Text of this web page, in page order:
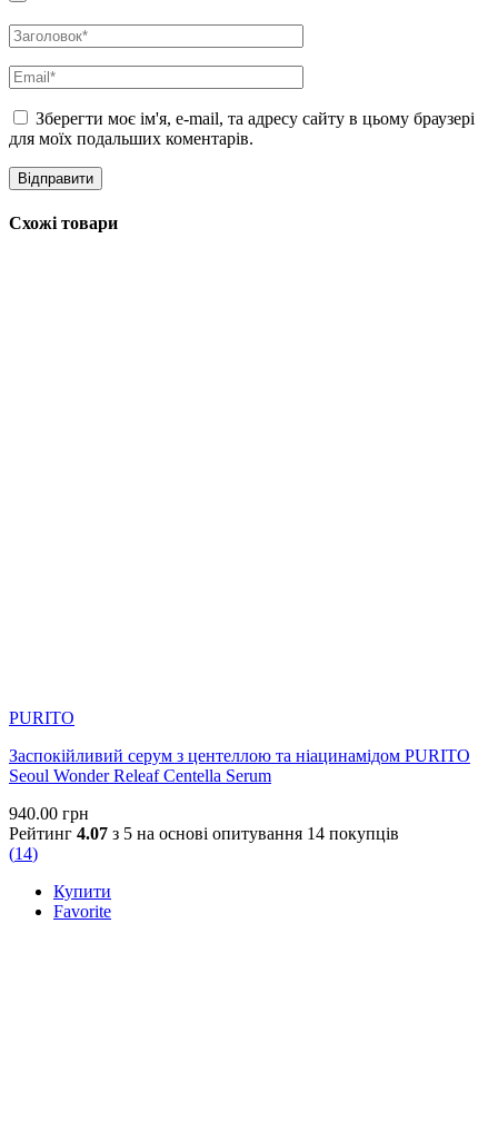
Зберегти моє ім'я, e-mail, та адресу сайту в цьому браузері
для моїх подальших коментарів.
Схожі товари
PURITO
Заспокійливий серум з центеллою та ніацинамідом PURITO
Seoul Wonder Releaf Centella Serum
940.00 грн
Рейтинг 4.07 з 5 на основі опитування 14 покупців
(14)
Купити
Favorite